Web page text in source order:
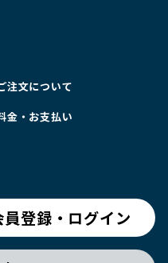
注文について
金・お支払い
登録・ログイン